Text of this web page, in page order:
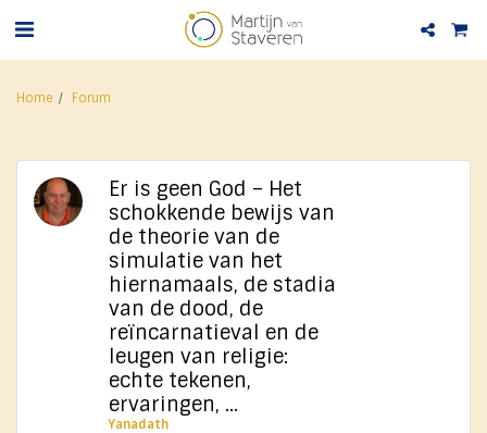
Home Forum
Er is geen God – Het
schokkende bewijs van
de theorie van de
simulatie van het
hiernamaals, de stadia
van de dood, de
reïncarnatieval en de
leugen van religie:
echte tekenen,
ervaringen, ...
Yanadath